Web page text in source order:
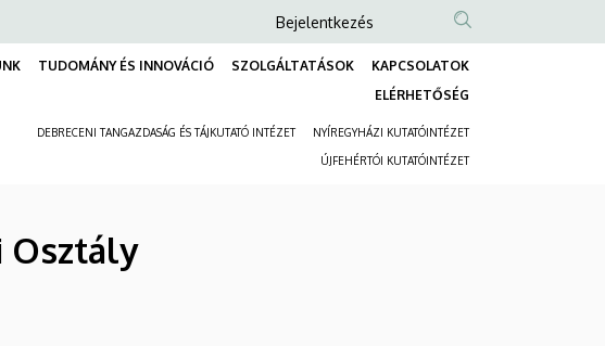
Anonim
Felhasználói
Bejelentkezés
TUDOMÁNY ÉS INNOVÁCIÓ SZOLGÁLTATÁSOK
KAPCSOLATOK
ELÉRHETŐSÉG
DEBRECENI TANGAZDASÁG ÉS TÁJKUTATÓ INTÉZET NYÍREGYHÁZI KUTATÓINTÉZET
ÚJFEHÉRTÓI KUTATÓINTÉZET
Osztály